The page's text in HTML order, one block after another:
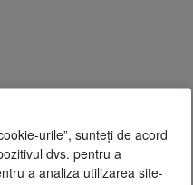
urile”, sunteți de acord
dvs. pentru a
a analiza utilizarea site-